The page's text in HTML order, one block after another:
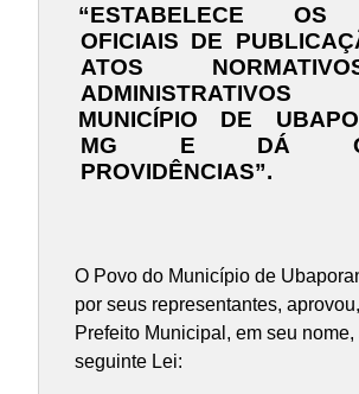
“ESTABELECE OS
OFICIAIS DE
ATOS
MUNICÍPIO DE
MG E DÁ
PROVIDÊNCIAS”.
O Povo do Município de
por seus representantes,
Prefeito Municipal, em seu
seguinte Lei: